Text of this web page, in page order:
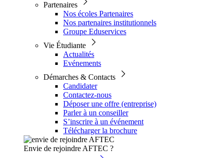
Partenaires
Nos écoles Partenaires
Nos partenaires institutionnels
Groupe Eduservices
Vie Étudiante
Actualités
Evénements
Démarches & Contacts
Candidater
Contactez-nous
Déposer une offre (entreprise)
Parler à un conseiller
S’inscrire à un événement
Télécharger la brochure
Envie de rejoindre AFTEC ?